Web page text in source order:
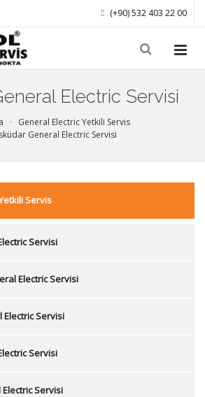
(+90) 532 403 22 00
Electric Servisi
General Electric Yetkili Servis
General Electric Servisi
Servis
Servisi
Electric Servisi
Servisi
Servisi
Electric Servisi